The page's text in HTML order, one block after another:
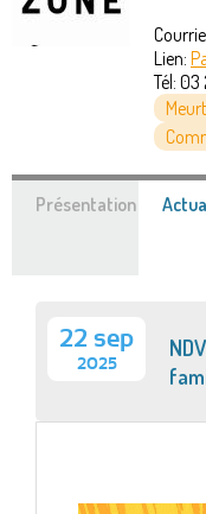
êtes
Lien:
Tél: 03
Présentation
22 sep
2025